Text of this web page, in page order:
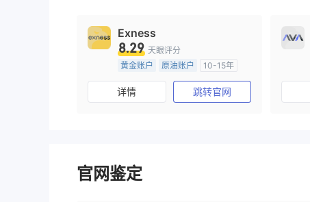
Exness
8.29 天眼评分
黄金账户
原油账户
10-15年
塞浦路斯监管
全牌照 (MM)
主标MT4
详情 跳转官网
官网鉴定